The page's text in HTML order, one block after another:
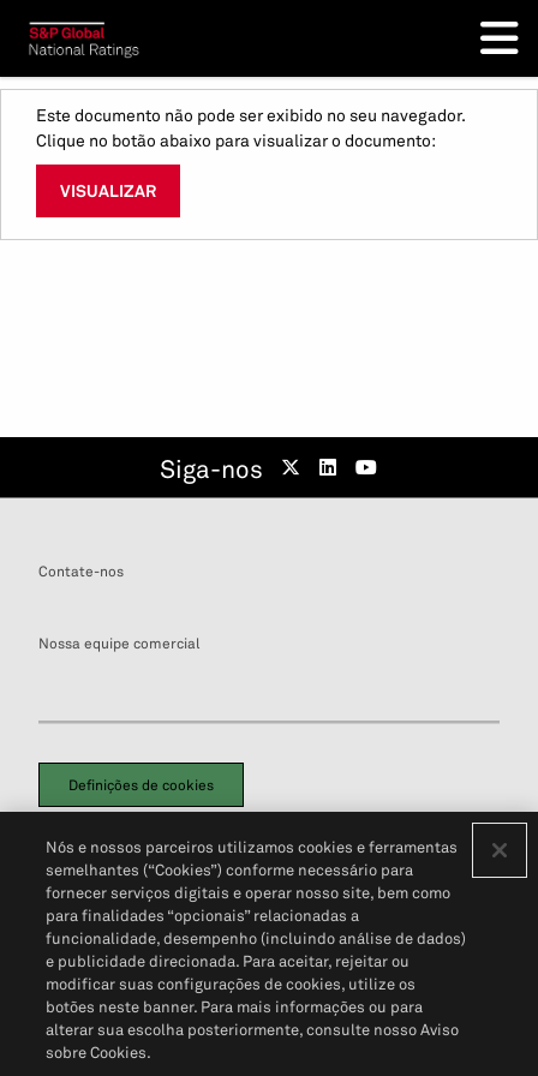
Este documento não pode ser exibido no seu navegador.
Clique no botão abaixo para visualizar o documento:
VISUALIZAR
Siga-nos
Contate-nos
Nossa equipe comercial
Definições de cookies
Política de PrivacidadePortal de privacidade do cliente (em inglês)
Não Venda Minhas Informações Pessoais© 2026 S&P Global
Nós e nossos parceiros utilizamos cookies e ferramentas
semelhantes (“Cookies”) conforme necessário para
fornecer serviços digitais e operar nosso site, bem como
para finalidades “opcionais” relacionadas a
funcionalidade, desempenho (incluindo análise de dados)
e publicidade direcionada. Para aceitar, rejeitar ou
modificar suas configurações de cookies, utilize os
botões neste banner. Para mais informações ou para
alterar sua escolha posteriormente, consulte nosso Aviso
sobre Cookies.